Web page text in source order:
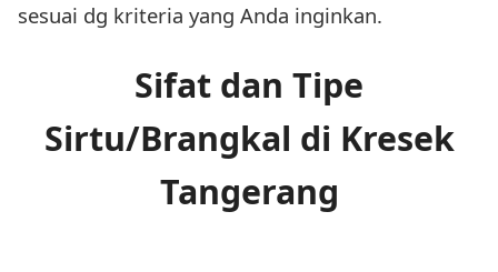
sesuai dg kriteria yang Anda inginkan.
Sifat dan Tipe
Sirtu/Brangkal di Kresek
Tangerang